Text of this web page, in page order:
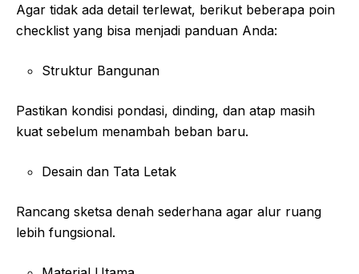
Agar tidak ada detail terlewat, berikut beberapa poin
checklist yang bisa menjadi panduan Anda:
Struktur Bangunan
Pastikan kondisi pondasi, dinding, dan atap masih
kuat sebelum menambah beban baru.
Desain dan Tata Letak
Rancang sketsa denah sederhana agar alur ruang
lebih fungsional.